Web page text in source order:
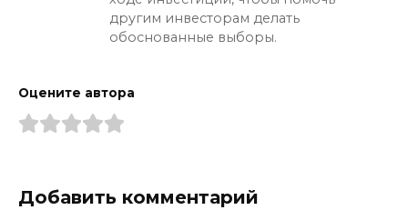
другим инвесторам делать
обоснованные выборы.
Оцените автора
Добавить комментарий